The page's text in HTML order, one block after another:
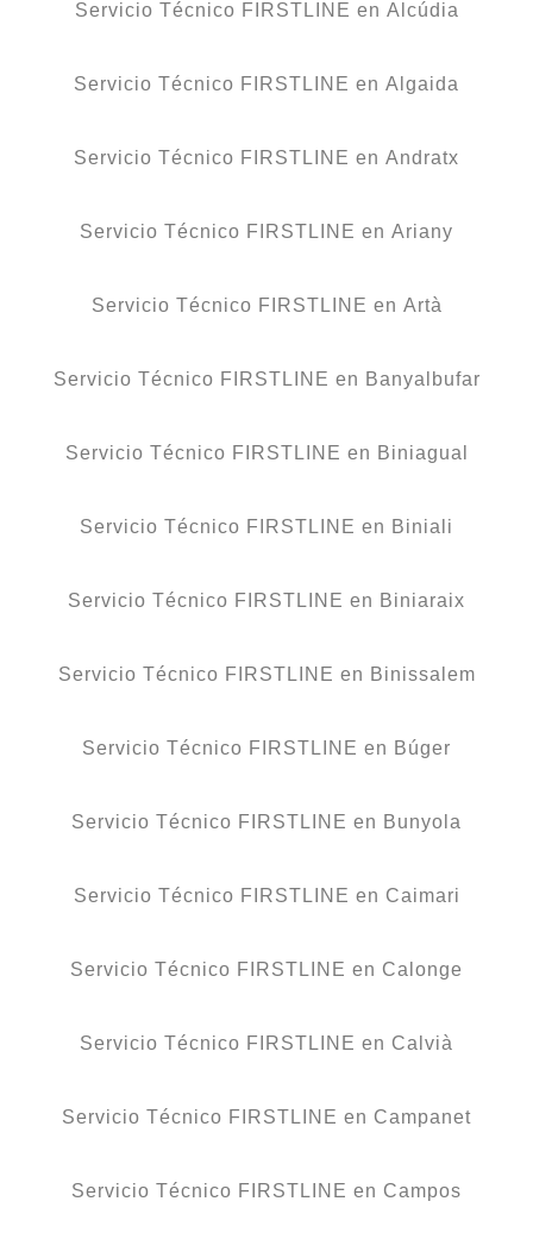
Servicio Técnico FIRSTLINE en Alcúdia
Servicio Técnico FIRSTLINE en Algaida
Servicio Técnico FIRSTLINE en Andratx
Servicio Técnico FIRSTLINE en Ariany
Servicio Técnico FIRSTLINE en Artà
Servicio Técnico FIRSTLINE en Banyalbufar
Servicio Técnico FIRSTLINE en Biniagual
Servicio Técnico FIRSTLINE en Biniali
Servicio Técnico FIRSTLINE en Biniaraix
Servicio Técnico FIRSTLINE en Binissalem
Servicio Técnico FIRSTLINE en Búger
Servicio Técnico FIRSTLINE en Bunyola
Servicio Técnico FIRSTLINE en Caimari
Servicio Técnico FIRSTLINE en Calonge
Servicio Técnico FIRSTLINE en Calvià
Servicio Técnico FIRSTLINE en Campanet
Servicio Técnico FIRSTLINE en Campos